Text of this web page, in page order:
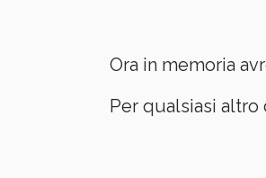
Ora in memoria
Per qualsiasi